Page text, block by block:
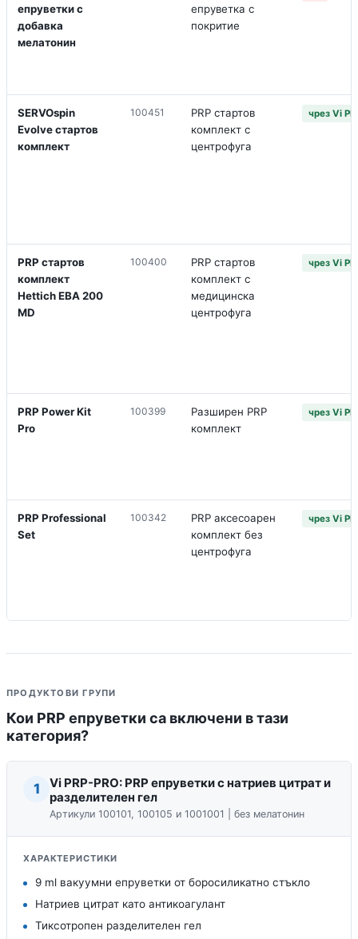
епруветки с
добавка
мелатонин
епруветка с
покритие
SERVOspin
Evolve стартов
комплект
100451
PRP стартов
комплект с
центрофуга
чрез Vi
PRP стартов
комплект
Hettich EBA 200
MD
100400
PRP стартов
комплект с
медицинска
центрофуга
чрез Vi
PRP Power Kit
Pro
100399
Разширен PRP
комплект
чрез Vi
PRP Professional
Set
100342
PRP аксесоарен
комплект без
центрофуга
чрез Vi
ПРОДУКТОВИ ГРУПИ
Кои PRP епруветки са включени в тази
категория?
1
Vi PRP-PRO: PRP епруветки с натриев цитрат и
разделителен гел
Артикули 100101, 100105 и 1001001 | без мелатонин
ХАРАКТЕРИСТИКИ
9 ml вакуумни епруветки от боросиликатно стъкло
Натриев цитрат като антикоагулант
Тиксотропен разделителен гел